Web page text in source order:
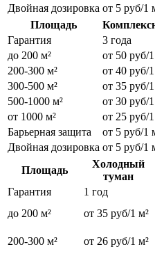
Двойная дозировка от 5 руб/1
Площадь
Гарантия
3 года
до 200 м²
от 50 руб/
200-300 м²
от 40 руб/
300-500 м²
от 35 руб/
500-1000 м²
от 30 руб/
от 1000 м²
от 25 руб/
Барьерная защита
от 5 руб/1
Двойная дозировка от 5 руб/1
Площадь
Холодный
туман
Гарантия
1 год
до 200 м²
от 35 руб/1 м²
200-300 м² от 26 руб/1 м²